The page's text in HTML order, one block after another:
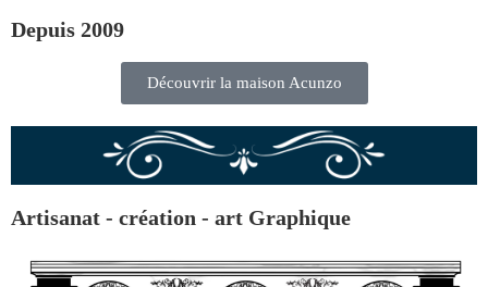
Depuis 2009
Découvrir la maison Acunzo
Artisanat - création - art Graphique